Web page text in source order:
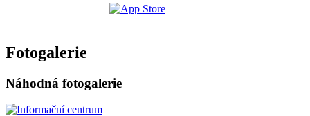
Fotogalerie
Náhodná fotogalerie